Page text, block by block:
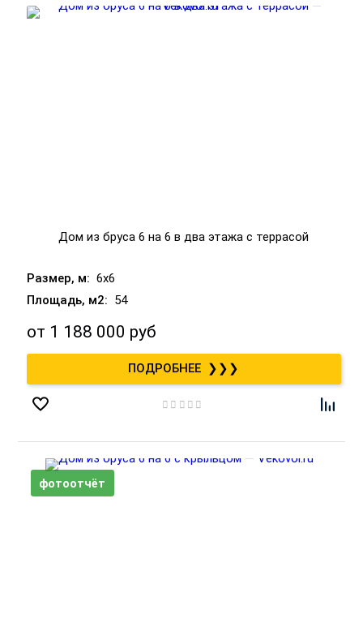
Дом из бруса 6 на 6 в два этажа с террасой
6x6
54
от 1 188 000 руб
❯❯❯